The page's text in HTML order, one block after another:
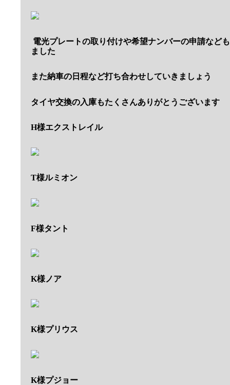
電光プレートの取り付けや希望ナンバーの申請など
ました
また納車の日程など打ち合わせしていきましょう
タイヤ交換の入庫もたくさんありがとうございます
H様エクストレイル
T様ルミオン
F様タント
K様ノア
K様プリウス
K様プジョー